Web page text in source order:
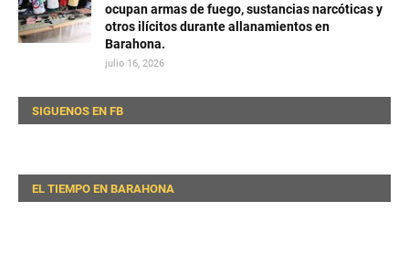
ocupan armas de fuego, sustancias narcóticas y
otros ilícitos durante allanamientos en
Barahona.
julio 16, 2026
SIGUENOS EN FB
EL TIEMPO EN BARAHONA